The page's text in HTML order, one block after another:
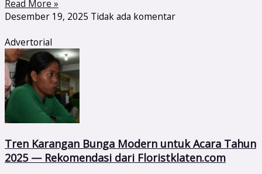
Read More »
Desember 19, 2025 Tidak ada komentar
Advertorial
Tren Karangan Bunga Modern untuk Acara Tahun
2025 — Rekomendasi dari Floristklaten.com